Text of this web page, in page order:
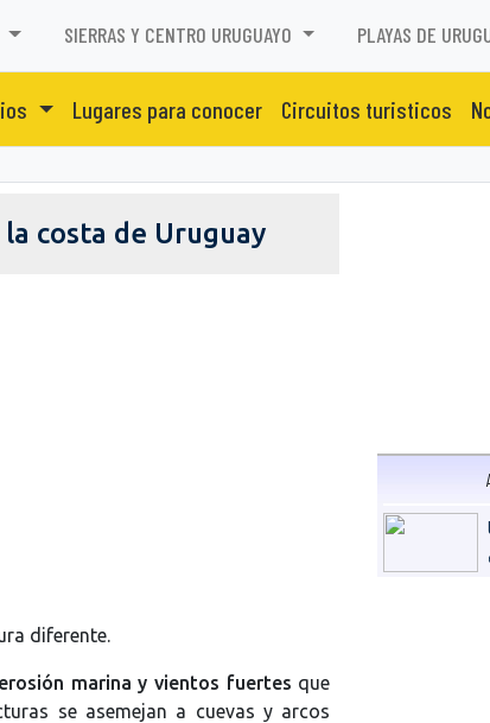
SIERRAS Y CENTRO URUGUAYO PLAYAS DE
Lugares para conocer Circuitos turisticos
costa de Uruguay
diferente.
marina y vientos fuertes que
se asemejan a cuevas y arcos